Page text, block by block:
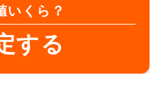
いくら？
する